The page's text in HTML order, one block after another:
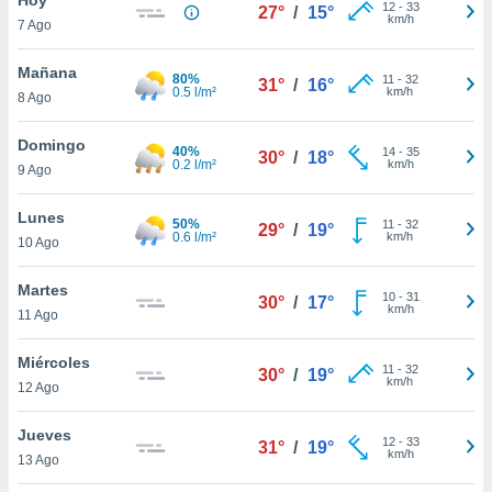
en
más
nuestra
de
cookies
aceptar
7 Ago
27° / 15° 12- 33
km/h
Mañana
8 Ago
80%
0.5 l/m²
31° / 16° 11 - 32
km/h
Domingo
9 Ago
40%
0.2 l/m²
30° / 18° 14- 35
km/h
Lunes
10 Ago
50%
0.6 l/m²
29° / 19° 11 - 32
km/h
Martes
11 Ago
30° / 17° 10- 31
km/h
Miércoles
12 Ago
30° / 19° 11 - 32
km/h
Jueves
13 Ago
31° / 19° 12- 33
km/h